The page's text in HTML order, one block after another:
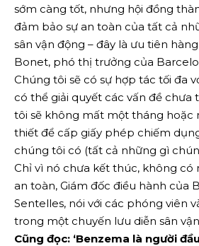
sớm càng tốt, nhưng hội đồng
đảm bảo sự an toàn của tất cả
sân vận động – đây là ưu tiên
Bonet, phó thị trưởng của
Chúng tôi sẽ có sự hợp tác tối đa
có thể giải quyết các vấn đề chưa
tôi sẽ không mất một tháng hoặc
thiết để cấp giấy phép chiếm
chúng tôi có (tất cả những gì
Chỉ vì nó chưa kết thúc, không có
an toàn, Giám đốc điều hành của
Sentelles, nói với các phóng viên
trong một chuyến lưu diễn sân
Cũng đọc: ‘Benzema là người